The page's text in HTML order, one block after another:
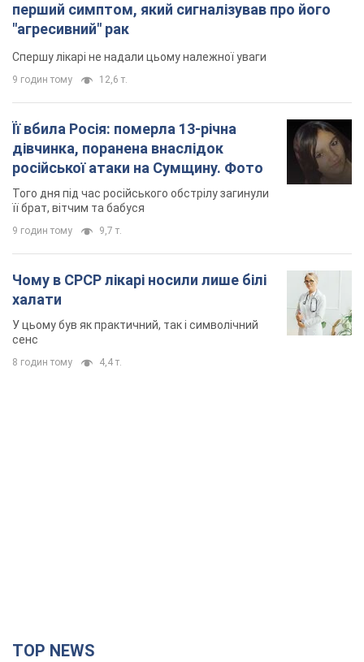
перший симптом, який сигналізував про його
"агресивний" рак
Спершу лікарі не надали цьому належної уваги
9 годин тому 12,6 т.
Її вбила Росія: померла 13-річна
дівчинка, поранена внаслідок
російської атаки на Сумщину. Фото
Того дня під час російського обстрілу загинули
її брат, вітчим та бабуся
9 годин тому 9,7 т.
Чому в СРСР лікарі носили лише білі
халати
У цьому був як практичний, так і символічний
сенс
8 годин тому 4,4 т.
TOP NEWS